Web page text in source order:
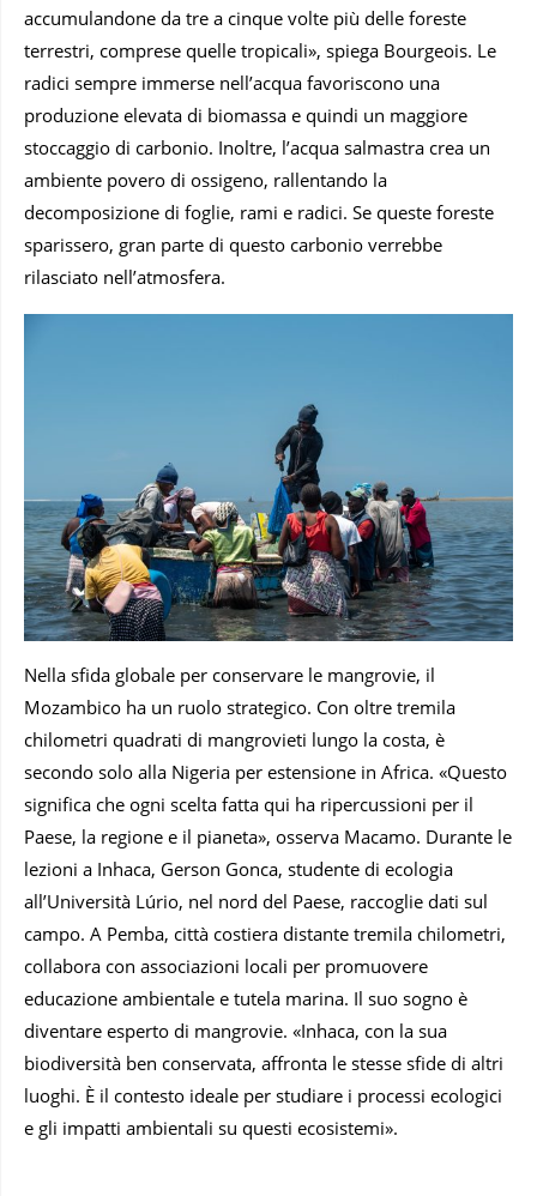
accumulandone da tre a cinque volte più delle foreste
terrestri, comprese quelle tropicali», spiega Bourgeois. Le
radici sempre immerse nell’acqua favoriscono una
produzione elevata di biomassa e quindi un maggiore
stoccaggio di carbonio. Inoltre, l’acqua salmastra crea un
ambiente povero di ossigeno, rallentando la
decomposizione di foglie, rami e radici. Se queste foreste
sparissero, gran parte di questo carbonio verrebbe
rilasciato nell’atmosfera.
Nella sfida globale per conservare le mangrovie, il
Mozambico ha un ruolo strategico. Con oltre tremila
chilometri quadrati di mangrovieti lungo la costa, è
secondo solo alla Nigeria per estensione in Africa. «Questo
significa che ogni scelta fatta qui ha ripercussioni per il
Paese, la regione e il pianeta», osserva Macamo. Durante le
lezioni a Inhaca, Gerson Gonca, studente di ecologia
all’Università Lúrio, nel nord del Paese, raccoglie dati sul
campo. A Pemba, città costiera distante tremila chilometri,
collabora con associazioni locali per promuovere
educazione ambientale e tutela marina. Il suo sogno è
diventare esperto di mangrovie. «Inhaca, con la sua
biodiversità ben conservata, affronta le stesse sfide di altri
luoghi. È il contesto ideale per studiare i processi ecologici
e gli impatti ambientali su questi ecosistemi».